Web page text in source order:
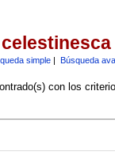
simple| Búsqueda
con los